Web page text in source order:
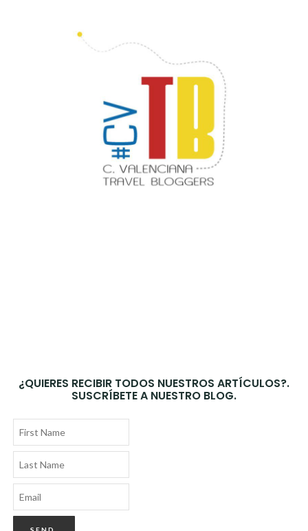
¿QUIERES RECIBIR TODOS NUESTROS ARTÍCULOS?.
SUSCRÍBETE A NUESTRO BLOG.